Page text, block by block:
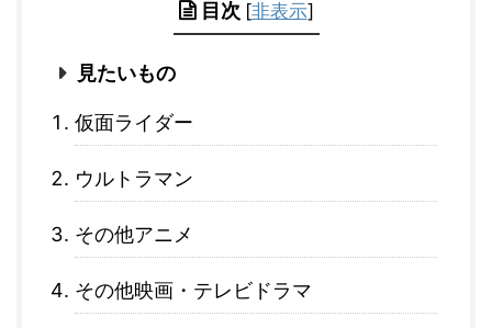
目次 [非表示]
見たいもの
仮面ライダー
ウルトラマン
その他アニメ
その他映画・テレビドラマ